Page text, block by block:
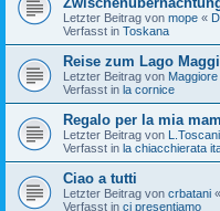
Letzter Beitrag von mope «
Verfasst in Toskana
Reise zum Lago
Letzter Beitrag von Maggiore
Verfasst in la cornice
Regalo per la mia
Letzter Beitrag von L.Toscani
Verfasst in la chiacchierata
Ciao a tutti
Letzter Beitrag von crbatani «
Verfasst in ci presentiamo